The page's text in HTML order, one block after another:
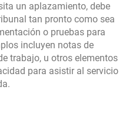
un aplazamiento, debe
tan pronto como sea
o pruebas para
incluyen notas de
trabajo, u otros elementos
para asistir al servicio